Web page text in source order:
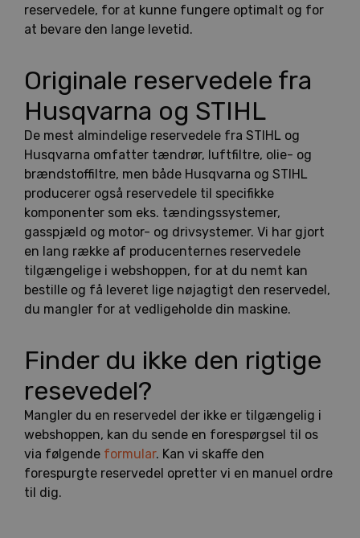
reservedele, for at kunne fungere optimalt og for
at bevare den lange levetid.
Originale reservedele fra
Husqvarna og STIHL
De mest almindelige reservedele fra STIHL og
Husqvarna omfatter tændrør, luftfiltre, olie- og
brændstoffiltre, men både Husqvarna og STIHL
producerer også reservedele til specifikke
komponenter som eks. tændingssystemer,
gasspjæld og motor- og drivsystemer. Vi har gjort
en lang række af producenternes reservedele
tilgængelige i webshoppen, for at du nemt kan
bestille og få leveret lige nøjagtigt den reservedel,
du mangler for at vedligeholde din maskine.
Finder du ikke den rigtige
resevedel?
Mangler du en reservedel der ikke er tilgængelig i
webshoppen, kan du sende en forespørgsel til os
via følgende formular. Kan vi skaffe den
forespurgte reservedel opretter vi en manuel ordre
til dig.